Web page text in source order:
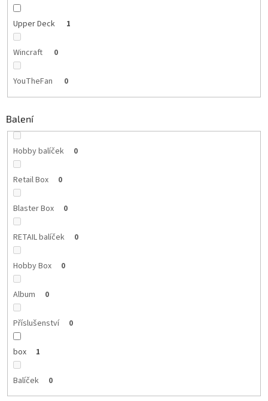
Upper Deck 1
Wincraft 0
YouTheFan 0
Balení
Hobby balíček 0
Retail Box 0
Blaster Box 0
RETAIL balíček 0
Hobby Box 0
Album 0
Příslušenství 0
box 1
Balíček 0